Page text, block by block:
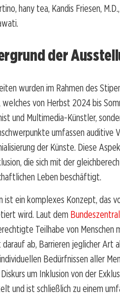
hany tea, Kandis Friesen,
der
wurden im Rahmen des
von Herbst 2024 bis
und Multimedia-Künstler,
umfassen auditive
der Künste. Diese
die sich mit der
Leben beschäftigt.
ist ein komplexes Konzept, das
wird. Laut dem
Teilhabe von Menschen
ab, Barrieren jeglicher Art
Bedürfnissen aller
um Inklusion von der
und ist schließlich zu einem